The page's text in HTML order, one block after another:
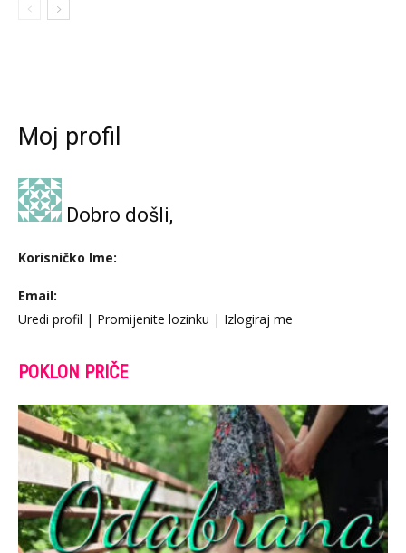
Moj profil
Dobro došli,
Korisničko Ime:
Email:
Uredi profil | Promijenite lozinku | Izlogiraj me
POKLON PRIČE